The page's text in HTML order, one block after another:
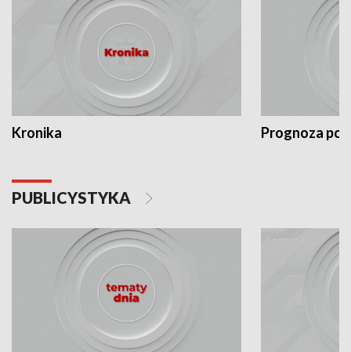
Kronika Prognoza
PUBLICYSTYKA